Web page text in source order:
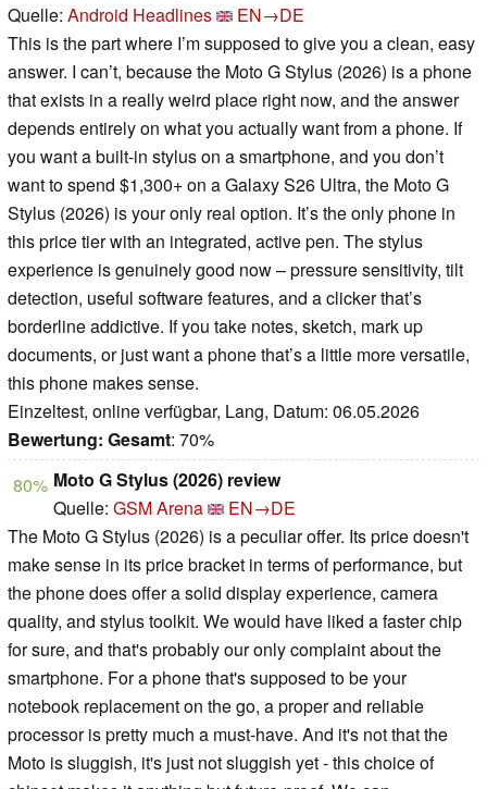
Quelle: Android Headlines
EN→DE
This is the part where I’m supposed to give you a clean, easy
answer. I can’t, because the Moto G Stylus (2026) is a phone
that exists in a really weird place right now, and the answer
depends entirely on what you actually want from a phone. If
you want a built-in stylus on a smartphone, and you don’t
want to spend $1,300+ on a Galaxy S26 Ultra, the Moto G
Stylus (2026) is your only real option. It’s the only phone in
this price tier with an integrated, active pen. The stylus
experience is genuinely good now – pressure sensitivity, tilt
detection, useful software features, and a clicker that’s
borderline addictive. If you take notes, sketch, mark up
documents, or just want a phone that’s a little more versatile,
this phone makes sense.
Einzeltest, online verfügbar, Lang, Datum: 06.05.2026
Bewertung: Gesamt: 70%
80% Moto G Stylus (2026) review
Quelle: GSM Arena
EN→DE
The Moto G Stylus (2026) is a peculiar offer. Its price doesn't
make sense in its price bracket in terms of performance, but
the phone does offer a solid display experience, camera
quality, and stylus toolkit. We would have liked a faster chip
for sure, and that's probably our only complaint about the
smartphone. For a phone that's supposed to be your
notebook replacement on the go, a proper and reliable
processor is pretty much a must-have. And it's not that the
Moto is sluggish, it's just not sluggish yet - this choice of